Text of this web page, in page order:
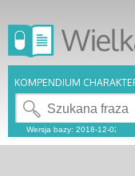
KOMPENDIUM